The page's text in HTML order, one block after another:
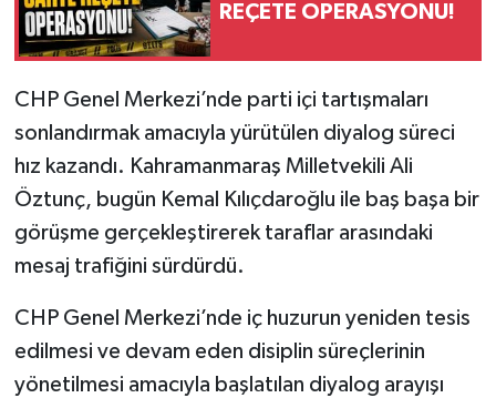
REÇETE OPERASYONU!
CHP Genel Merkezi’nde parti içi tartışmaları
sonlandırmak amacıyla yürütülen diyalog süreci
hız kazandı. Kahramanmaraş Milletvekili Ali
Öztunç, bugün Kemal Kılıçdaroğlu ile baş başa bir
görüşme gerçekleştirerek taraflar arasındaki
mesaj trafiğini sürdürdü.
CHP Genel Merkezi’nde iç huzurun yeniden tesis
edilmesi ve devam eden disiplin süreçlerinin
yönetilmesi amacıyla başlatılan diyalog arayışı
ULUSAL HABERLER